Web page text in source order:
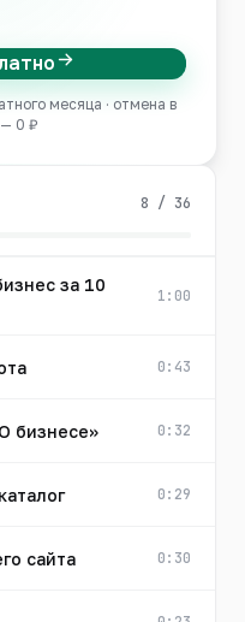
месяца · отмена в
0 ₽
8 / 36
за 10
1:00
0:43
бизнесе» 0:32
0:29
сайта 0:30